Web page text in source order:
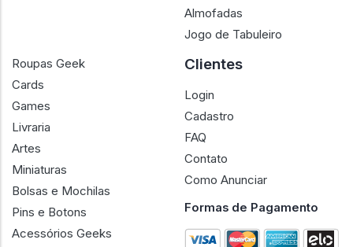
Almofadas
Jogo de Tabuleiro
Roupas Geek
Cards
Games
Livraria
Artes
Miniaturas
Bolsas e Mochilas
Pins e Botons
Acessórios Geeks
Clientes
Login
Cadastro
FAQ
Contato
Como Anunciar
Formas de Pagamento